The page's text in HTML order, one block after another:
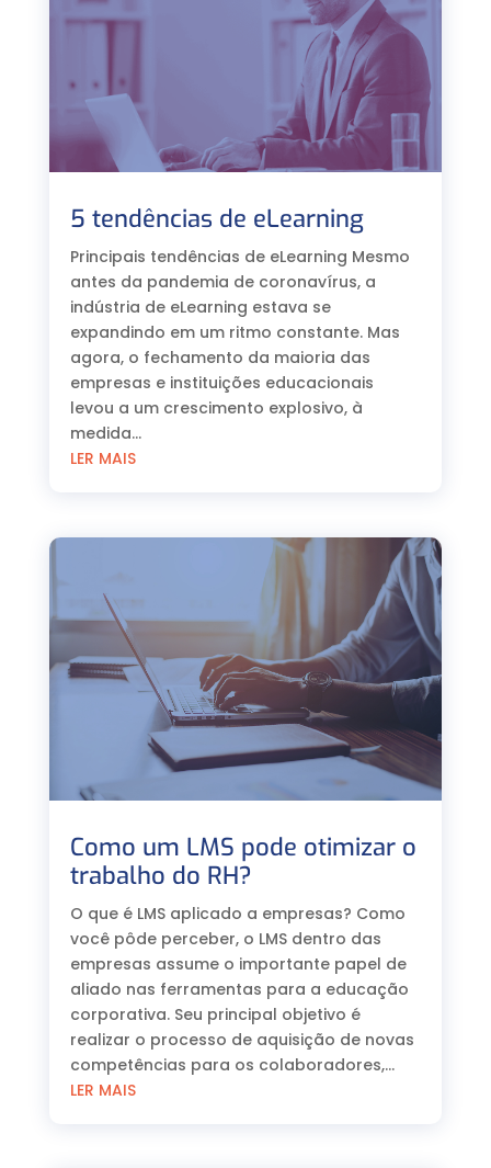
5 tendências de eLearning
Principais tendências de eLearning Mesmo
antes da pandemia de coronavírus, a
indústria de eLearning estava se
expandindo em um ritmo constante. Mas
agora, o fechamento da maioria das
empresas e instituições educacionais
levou a um crescimento explosivo, à
medida...
LER MAIS
Como um LMS pode otimizar o
trabalho do RH?
O que é LMS aplicado a empresas? Como
você pôde perceber, o LMS dentro das
empresas assume o importante papel de
aliado nas ferramentas para a educação
corporativa. Seu principal objetivo é
realizar o processo de aquisição de novas
competências para os colaboradores,...
LER MAIS